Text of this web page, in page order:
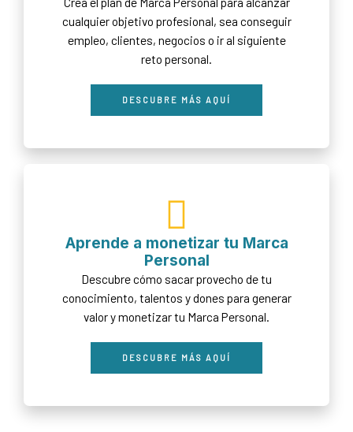
cualquier objetivo profesional, sea conseguir
empleo, clientes, negocios o ir al siguiente
reto personal.
DESCUBRE MÁS AQUÍ
Aprende a monetizar tu Marca
Personal
Descubre cómo sacar provecho de tu
conocimiento, talentos y dones para generar
valor y monetizar tu Marca Personal.
DESCUBRE MÁS AQUÍ